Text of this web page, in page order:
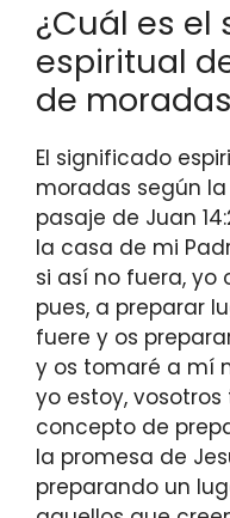
¿Cuál es el
espiritual
de
El significado
moradas según
pasaje de Juan
la casa de mi
si así no fuera, yo
pues, a preparar
fuere y os
y os tomaré a mí
yo estoy, vosotros
concepto de
la promesa de
preparando un